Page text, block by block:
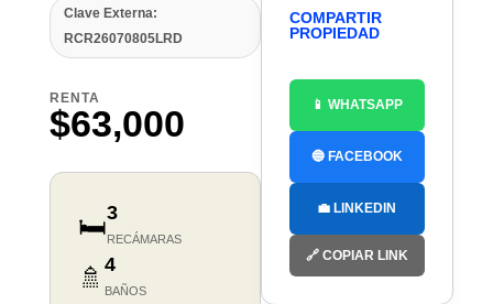
Clave Externa:
RCR26070805LRD
RENTA
$63,000
🛏️3
RECÁMARAS
🚿 4
BAÑOS
COMPARTIR
PROPIEDAD
📱 WHATSAPP
🔵 FACEBOOK
💼 LINKEDIN
🔗 COPIAR LINK